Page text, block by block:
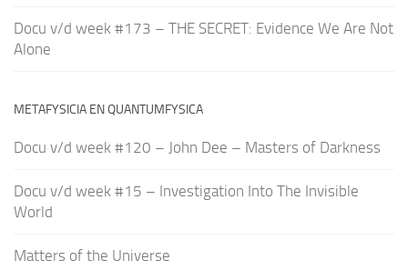
Docu v/d week #173 – THE SECRET: Evidence We Are Not
Alone
METAFYSICIA EN QUANTUMFYSICA
Docu v/d week #120 – John Dee – Masters of Darkness
Docu v/d week #15 – Investigation Into The Invisible
World
Matters of the Universe